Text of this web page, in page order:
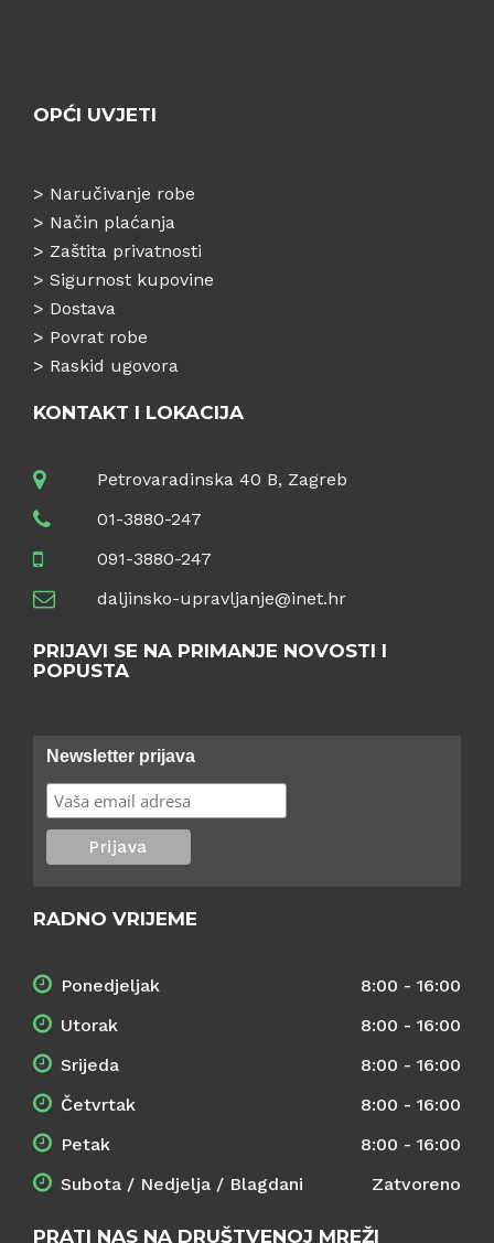
OPĆI UVJETI
> Naručivanje robe
> Način plaćanja
> Zaštita privatnosti
> Sigurnost kupovine
> Dostava
> Povrat robe
> Raskid ugovora
KONTAKT I LOKACIJA
Petrovaradinska 40 B, Zagreb
01-3880-247
091-3880-247
daljinsko-upravljanje@inet.hr
PRIJAVI SE NA PRIMANJE NOVOSTI I
POPUSTA
Newsletter prijava
RADNO VRIJEME
Ponedjeljak
8:00 - 16:00
Utorak
8:00 - 16:00
Srijeda
8:00 - 16:00
Četvrtak
8:00 - 16:00
Petak
8:00 - 16:00
Subota / Nedjelja / Blagdani
Zatvoreno
PRATI NAS NA DRUŠTVENOJ MREŽI